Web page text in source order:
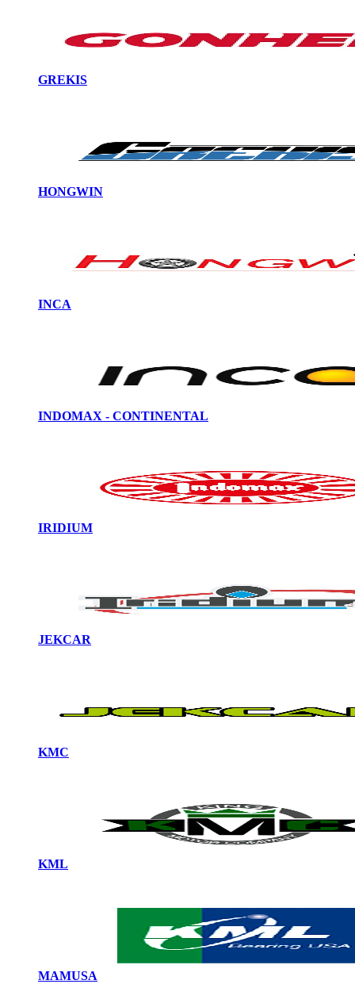
GREKIS
HONGWIN
INCA
INDOMAX - CONTINENTAL
IRIDIUM
JEKCAR
KMC
KML
MAMUSA